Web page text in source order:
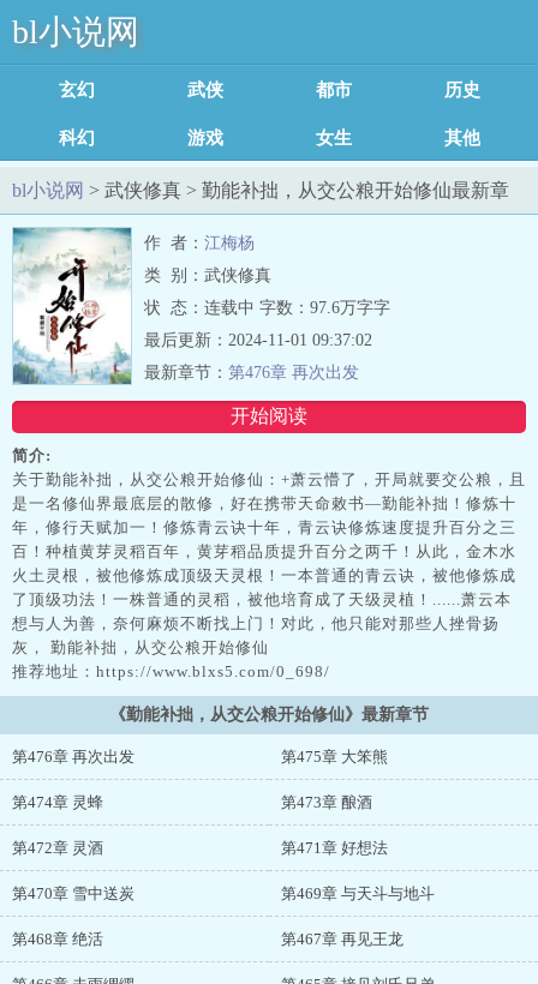
bl小说网
玄幻魔法 武侠修真 都市言情 历史军事
科幻灵异 游戏竞技 女生耽美 其他类型
足迹记录
bl小说网 > 武侠修真 > 勤能补拙，从交公粮开始修仙最新章
节列表 作 者： 江梅杨
类 别：武侠修真
状 态：连载中 字数：97.6万字字
开始阅读
最后更新：2024-11-01 09:37:02
最新章节： 第476章 再次出发
简介:
关于勤能补拙，从交公粮开始修仙：+萧云懵了，开局就要交公粮，且
是一名修仙界最底层的散修，好在携带天命敕书—勤能补拙！修炼十
年，修行天赋加一！修炼青云诀十年，青云诀修炼速度提升百分之三
百！种植黄芽灵稻百年，黄芽稻品质提升百分之两千！从此，金木水
火土灵根，被他修炼成顶级天灵根！一本普通的青云诀，被他修炼成
了顶级功法！一株普通的灵稻，被他培育成了天级灵植！......萧云本
想与人为善，奈何麻烦不断找上门！对此，他只能对那些人挫骨扬
灰， 勤能补拙，从交公粮开始修仙
推荐地址：https://www.blxs5.com/0_698/
《勤能补拙，从交公粮开始修仙》最新章节
第476章 再次出发 第475章 大笨熊
第474章 灵蜂 第473章 酿酒
第472章 灵酒 第471章 好想法
第470章 雪中送炭 第469章 与天斗与地斗
第468章 绝活 第467章 再见王龙